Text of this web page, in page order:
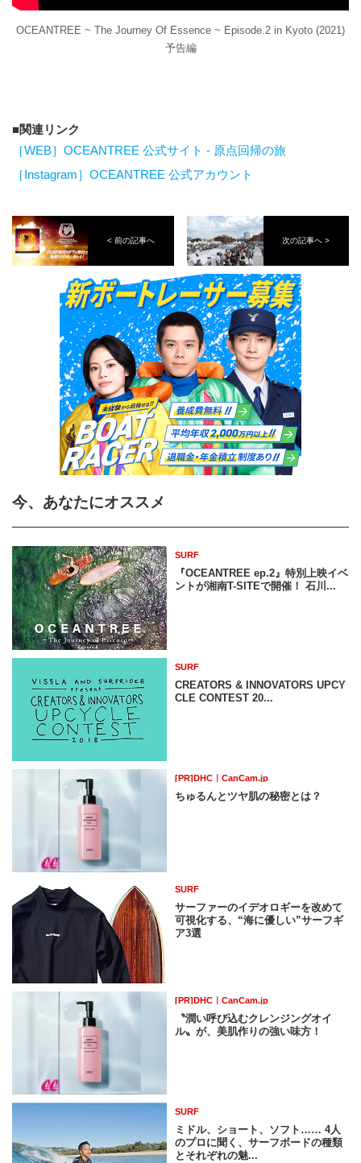
OCEANTREE ~ The Journey Of Essence ~ Episode.2 in Kyoto (2021)
予告編
関連リンク
［WEB］OCEANTREE 公式サイト - 原点回帰の旅
［Instagram］OCEANTREE 公式アカウント
< 前の記事へ 次の記事へ >
今、あなたにオススメ
SURF
『OCEANTREE ep.2』特別上映イベ
ントが湘南T-SITEで開催！ 石川...
SURF
CREATORS & INNOVATORS UPCY
CLE CONTEST 20...
[PR]DHC｜CanCam.jp
ちゅるんとツヤ肌の秘密とは？
SURF
サーファーのイデオロギーを改めて
可視化する、“海に優しい”サーフギ
ア3選
[PR]DHC｜CanCam.jp
〝潤い呼び込むクレンジングオイ
ル〟が、美肌作りの強い味方！
SURF
ミドル、ショート、ソフト…… 4人
のプロに聞く、サーフボードの種類
とそれぞれの魅...